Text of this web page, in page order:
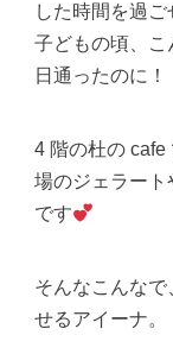
した時間を過ご
子どもの頃、
日通ったのに！
4 階の杜の cafe
場のジェラート
です
そんなこんな
せるアイーナ。